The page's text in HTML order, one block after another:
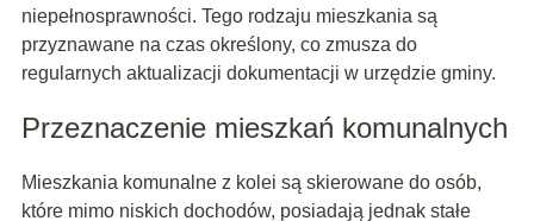
niepełnosprawności. Tego rodzaju mieszkania są
przyznawane na czas określony, co zmusza do
regularnych aktualizacji dokumentacji w urzędzie gminy.
Przeznaczenie mieszkań komunalnych
Mieszkania komunalne z kolei są skierowane do osób,
które mimo niskich dochodów, posiadają jednak stałe